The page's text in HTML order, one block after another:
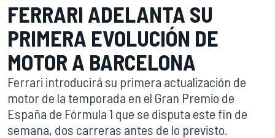
FERRARI ADELANTA SU
PRIMERA EVOLUCIÓN DE
MOTOR A BARCELONA
Ferrari introducirá su primera actualización de
motor de la temporada en el Gran Premio de
España de Fórmula 1 que se disputa este fin de
semana, dos carreras antes de lo previsto.